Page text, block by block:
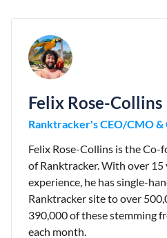
Felix Rose-Collins
Ranktracker's CEO/CMO
Felix Rose-Collins is the
of Ranktracker. With over 15
experience, he has single-
Ranktracker site to over
390,000 of these stemming
each month.